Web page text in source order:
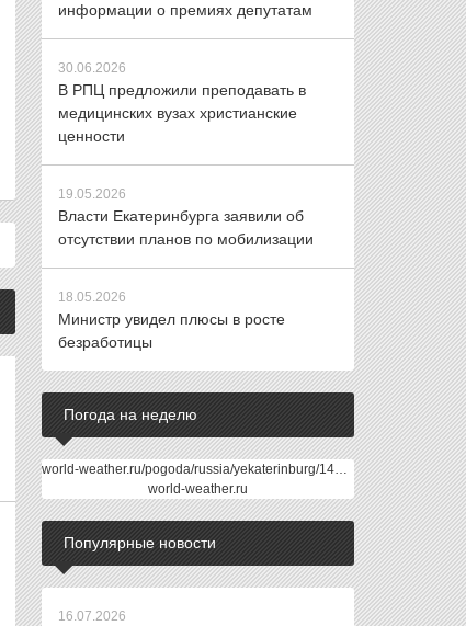
информации о премиях депутатам
30.06.2026
В РПЦ предложили преподавать в
медицинских вузах христианские
ценности
19.05.2026
Власти Екатеринбурга заявили об
отсутствии планов по мобилизации
18.05.2026
Министр увидел плюсы в росте
безработицы
Погода на неделю
world-weather.ru/pogoda/russia/yekaterinburg/14days/
world-weather.ru
Популярные новости
16.07.2026